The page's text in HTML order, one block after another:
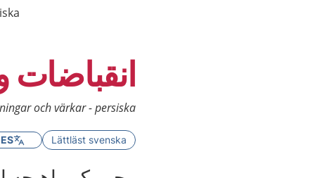
انقباضات
och värkar - persiska
Lättläst svenska